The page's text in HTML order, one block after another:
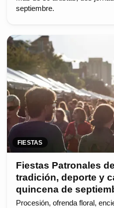
septiembre.
FIESTAS
Fiestas Patronales
tradición, deporte y
quincena de
Procesión, ofrenda floral,